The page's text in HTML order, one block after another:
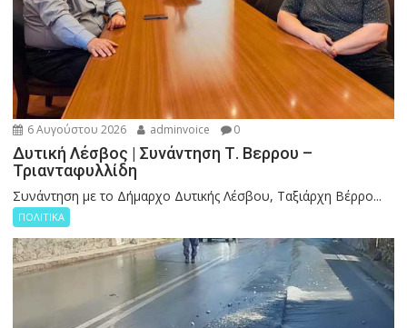
6 Αυγούστου 2026 adminvoice 0
Δυτική Λέσβος | Συνάντηση Τ. Βερρου –
Τριανταφυλλίδη
Συνάντηση με το Δήμαρχο Δυτικής Λέσβου, Ταξιάρχη Βέρρο...
ΠΟΛΙΤΙΚΑ